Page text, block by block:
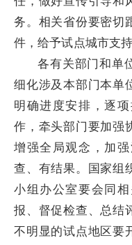
务。相关省份要密切
件，给予试点城市支
各有关部门和单
细化涉及本部门本单
明确进度安排，逐
作，牵头部门要加强
增强全局观念，加
查、有结果。国家组
小组办公室要会同
报、督促检查、总结
不明显的试点地区要